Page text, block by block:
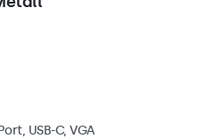
USB-C, VGA